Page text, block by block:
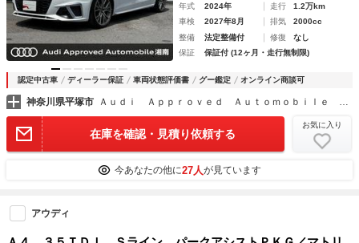
年式 2024年 走行
1.2万km
車検
2027年8月 排気
2000cc
整備
法定整備付 修復
なし
保証
保証付 (12ヶ月・走行無制限)
認定中古車 ディーラー保証 車両状態評価書 グー鑑定 オンライン商談可
神奈川県平塚市 Ａｕｄｉ Ａｐｐｒｏｖｅｄ Ａｕｔｏｍｏｂｉｌｅ 湘南
在庫を確認・見積り依頼する
お気に入り
今あなたの他に27人が見ています
アウディ